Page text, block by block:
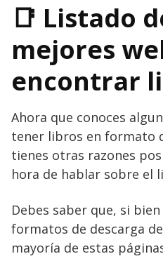
📑 Listado
mejores
encontrar
Ahora que conoces
tener libros en formato
tienes otras razones
hora de hablar sobre el
Debes saber que, si
formatos de descarga
mayoría de estas